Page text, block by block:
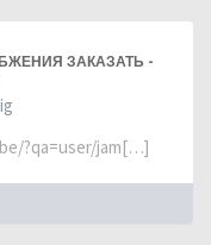
ЗАКАЗАТЬ -
?qa=user/jam[…]